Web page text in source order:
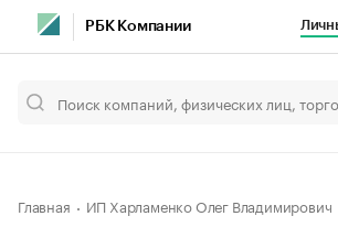
РБК Компании
Главная ИП Харламенко Олег Владимирович